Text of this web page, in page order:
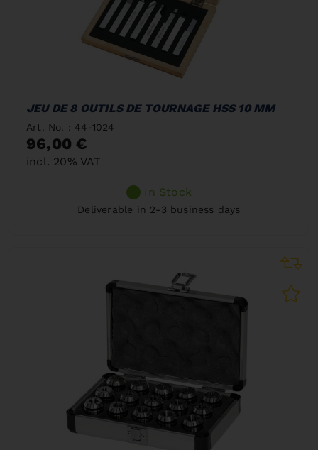
JEU DE 8 OUTILS DE TOURNAGE HSS 10 MM
Art. No. : 44-1024
96,00 €
incl. 20% VAT
In Stock
Deliverable in 2-3 business days